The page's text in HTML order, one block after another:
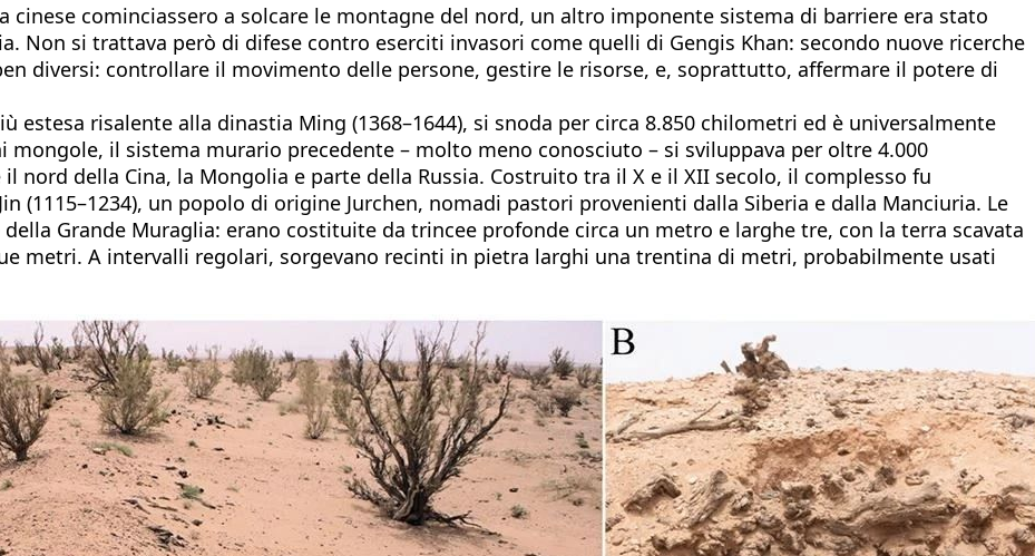
cominciassero a solcare le montagne del nord, un altro imponente sistema di barriere era stato
Non si trattava però di difese contro eserciti invasori come quelli di Gengis Khan: secondo nuove ricerche
diversi: controllare il movimento delle persone, gestire le risorse, e, soprattutto, affermare il potere di
estesa risalente alla dinastia Ming (1368–1644), si snoda per circa 8.850 chilometri ed è universalmente
il sistema murario precedente – molto meno conosciuto – si sviluppava per oltre 4.000
nord della Cina, la Mongolia e parte della Russia. Costruito tra il X e il XII secolo, il complesso fu
(1115–1234), un popolo di origine Jurchen, nomadi pastori provenienti dalla Siberia e dalla Manciuria. Le
Grande Muraglia: erano costituite da trincee profonde circa un metro e larghe tre, con la terra scavata
metri. A intervalli regolari, sorgevano recinti in pietra larghi una trentina di metri, probabilmente usati